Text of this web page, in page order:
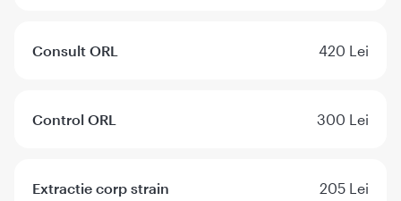
Consult ORL 420 Lei
Control ORL 300 Lei
Extractie corp strain
205 Lei